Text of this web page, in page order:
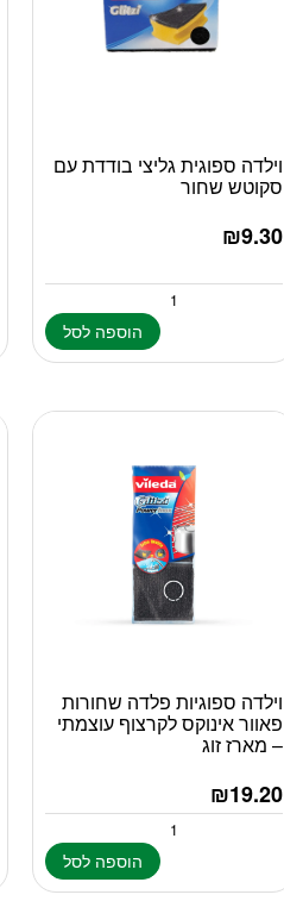
וילדה ספוגית גליצי בודדת עם
סקוטש שחור
₪9.30
הוספה לסל
וילדה ספוגיות פלדה שחורות
פאוור אינוקס לקרצוף עוצמתי
– מארז זוג
₪19.20
הוספה לסל